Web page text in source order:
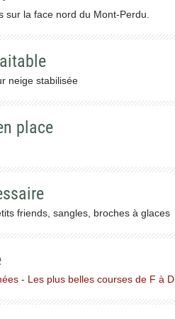
sur la face nord du Mont-Perdu.
neige stabilisée
place
friends, sangles, broches à glaces
- Les plus belles courses de F à D